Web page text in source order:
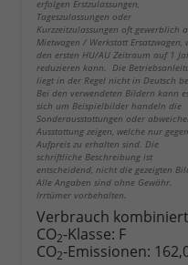
erfolgen Erstzulassungen,
Tageszulassungen oder
Kurzzeitzulassungen oft gewerblich
Mietwagen / Werkstatt Ersatzwagen,
den ersten HU/AU Zeitraum auf 1
reduzieren kann. Die
liegt in der Regel nicht in Deutsch
Bei den verwendeten Bildern kann
sich um Beispielbilder handeln die
Sonderausstattungen oder
Ausstattung zeigen, welche nur gegen
Aufpreis zu erhalten sind. Die
schriftliche Beschreibung ist
entscheidend, nicht die gezeigten
Alle Angaben sind ohne Gewähr.
Irrtümer vorbehalten.
Verbrauch
CO2-Klasse: F
CO2-Emissionen: